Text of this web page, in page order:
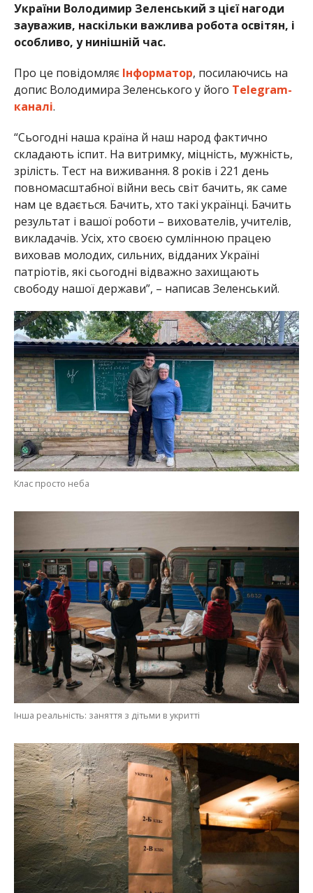
України Володимир Зеленський з цієї нагоди
зауважив, наскільки важлива робота освітян, і
особливо, у нинішній час.
Про це повідомляє Інформатор, посилаючись на
допис Володимира Зеленського у його Telegram-
каналі.
“Сьогодні наша країна й наш народ фактично
складають іспит. На витримку, міцність, мужність,
зрілість. Тест на виживання. 8 років і 221 день
повномасштабної війни весь світ бачить, як саме
нам це вдається. Бачить, хто такі українці. Бачить
результат і вашої роботи – вихователів, учителів,
викладачів. Усіх, хто своєю сумлінною працею
виховав молодих, сильних, відданих Україні
патріотів, які сьогодні відважно захищають
свободу нашої держави”, – написав Зеленський.
Клас просто неба
Інша реальність: заняття з дітьми в укритті